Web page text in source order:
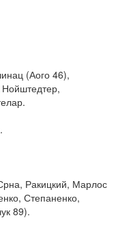
(Аого 46),
Ракицкий, Марлос
Степаненко,
89).